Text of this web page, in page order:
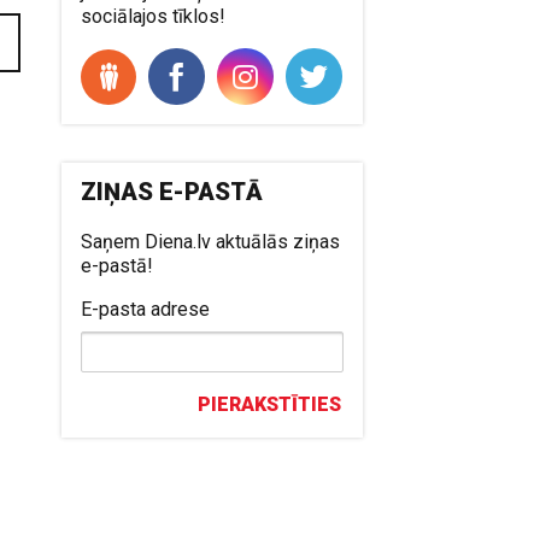
sociālajos tīklos!
ZIŅAS E-PASTĀ
Saņem Diena.lv aktuālās ziņas
e-pastā!
E-pasta adrese
PIERAKSTĪTIES